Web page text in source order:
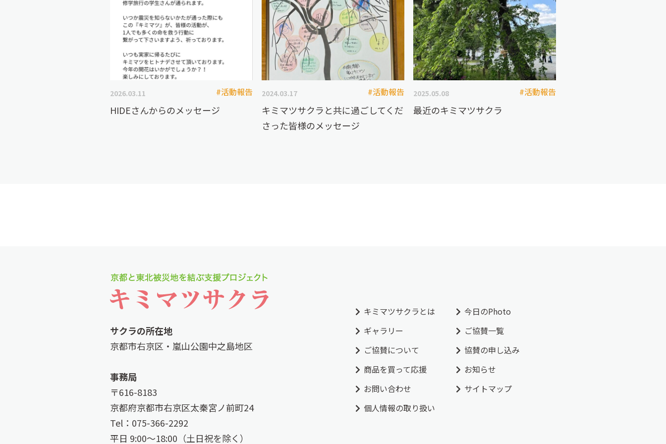
2026.03.11 #活動報告
HIDEさんからのメッセージ
2024.03.17 #活動報告
キミマツサクラと共に過ごしてくだ
さった皆様のメッセージ
2025.05.08 #活動報告
最近のキミマツサクラ
サクラの所在地
京都市右京区・嵐山公園中之島地区
事務局
〒616-8183
京都府京都市右京区太秦宮ノ前町24
Tel：075-366-2292
平日 9:00〜18:00（土日祝を除く）
キミマツサクラとは
今日のPhoto
ギャラリー
ご協賛一覧
ご協賛について
協賛の申し込み
商品を買って応援
お知らせ
お問い合わせ
サイトマップ
個人情報の取り扱い